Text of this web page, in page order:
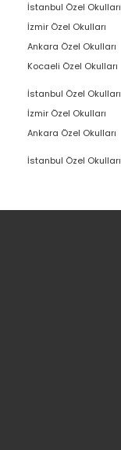
İstanbul Özel Okulları
İzmir Özel Okulları
Ankara Özel Okulları
Kocaeli Özel Okulları
İstanbul Özel Okulları
İzmir Özel Okulları
Ankara Özel Okulları
İstanbul Özel Okulları